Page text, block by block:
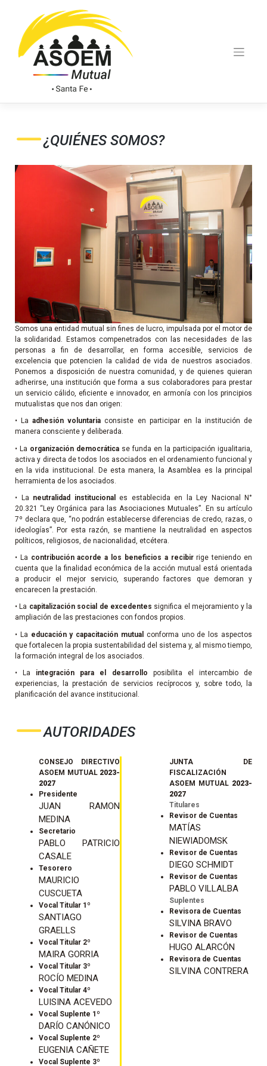
¿QUIÉNES SOMOS?
Somos una entidad mutual sin fines de lucro, impulsada por el motor de
la solidaridad. Estamos compenetrados con las necesidades de las
personas a fin de desarrollar, en forma accesible, servicios de
excelencia que potencien la calidad de vida de nuestros asociados.
Ponemos a disposición de nuestra comunidad, y de quienes quieran
adherirse, una institución que forma a sus colaboradores para prestar
un servicio cálido, eficiente e innovador, en armonía con los principios
mutualistas que nos dan origen:
• Laadhesión voluntaria consiste en participar en la institución de
manera consciente y deliberada.
• La organización democrática se funda en la participación igualitaria,
activa y directa de todos los asociados en el ordenamiento funcional y
en la vida institucional. De esta manera, la Asamblea es la principal
herramienta de los asociados.
• La neutralidad institucional
es establecida en la Ley Nacional N°
20.321 “Ley Orgánica para las Asociaciones Mutuales”. En su artículo
7º declara que, “no podrán establecerse diferencias de credo, razas, o
ideologías”. Por esta razón, se mantiene la neutralidad en aspectos
políticos, religiosos, de nacionalidad, etcétera.
• La contribución acorde a los beneficios a recibirrige teniendo en
cuenta que la finalidad económica de la acción mutual está orientada
a producir el mejor servicio, superando factores que demoran y
encarecen la prestación.
• La capitalización social de excedentes significa el mejoramiento y la
ampliación de las prestaciones con fondos propios.
• La educación y capacitación mutual conforma uno de los aspectos
que fortalecen la propia sustentabilidad del sistema y, al mismo tiempo,
la formación integral de los asociados.
• La integración para el desarrollo posibilita el intercambio de
experiencias, la prestación de servicios recíprocos y, sobre todo, la
planificación del avance institucional.
AUTORIDADES
CONSEJO DIRECTIVO
ASOEM MUTUAL 2023-
2027
Presidente
JUAN RAMON
MEDINA
Secretario
PABLO PATRICIO
CASALE
Tesorero
MAURICIO
CUSCUETA
Vocal Titular 1º
SANTIAGO
GRAELLS
Vocal Titular 2º
MAIRA GORRIA
Vocal Titular 3º
ROCÍO MEDINA
Vocal Titular 4º
LUISINA ACEVEDO
Vocal Suplente 1º
DARÍO CANÓNICO
Vocal Suplente 2º
EUGENIA CAÑETE
Vocal Suplente 3º
JUNTA DE
FISCALIZACIÓN
ASOEM MUTUAL 2023-
2027
Titulares
Revisor de Cuentas
MATÍAS
NIEWIADOMSK
Revisor de Cuentas
DIEGO SCHMIDT
Revisor de Cuentas
PABLO VILLALBA
Suplentes
Revisora de Cuentas
SILVINA BRAVO
Revisor de Cuentas
HUGO ALARCÓN
Revisora de Cuentas
SILVINA CONTRERA